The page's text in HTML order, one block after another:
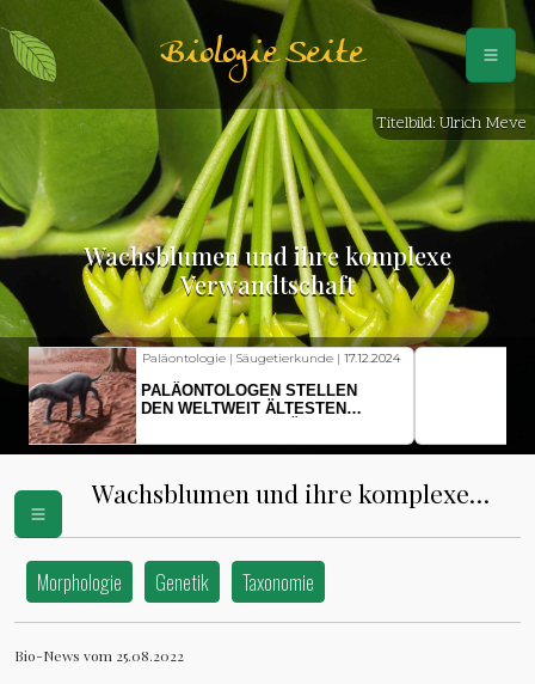
Biologie Seite
Titelbild: Ulrich Meve
Wachsblumen und ihre komplexe
Verwandtschaft
Fischkunde | Klimawandel |18.11.2024
KLIMAWANDEL SETZT
HERINGSLARVEN UNTER
Wachsblumen und ihre komplexe
Morphologie Genetik Taxonomie
Bio-News vom 25.08.2022